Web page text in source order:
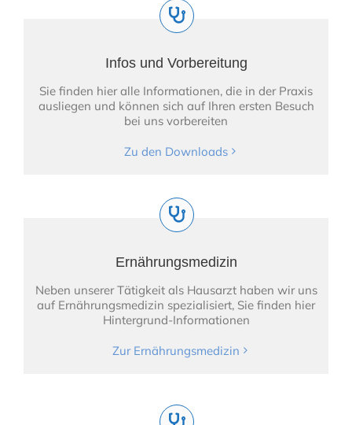
Infos und Vorbereitung
Sie finden hier alle Informationen, die in der Praxis
ausliegen und können sich auf Ihren ersten Besuch
bei uns vorbereiten
Zu den Downloads
Ernährungsmedizin
Neben unserer Tätigkeit als Hausarzt haben wir uns
auf Ernährungsmedizin spezialisiert, Sie finden hier
Hintergrund-Informationen
Zur Ernährungsmedizin